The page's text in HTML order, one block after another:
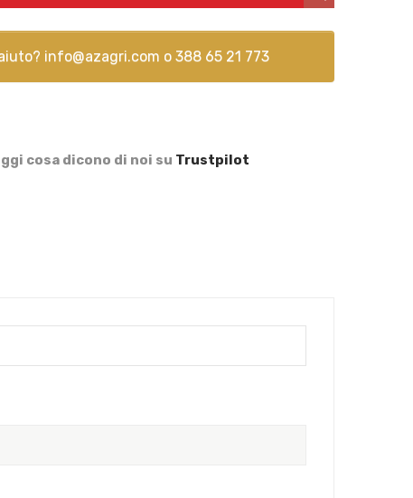
info@azagri.com o 388 65 21 773
cosa dicono di noi su Trustpilot